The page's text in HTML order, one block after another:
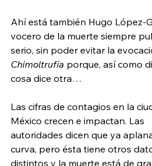
Ahí está también Hugo López-
vocero de la muerte siempre
serio, sin poder evitar la
Chimoltrufía porque, así como
cosa dice otra…
Las cifras de contagios en la
México crecen e impactan. Las
autoridades dicen que ya
curva, pero ésta tiene otros
distintos y la muerte está de